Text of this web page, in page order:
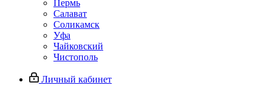
Пермь
Салават
Соликамск
Уфа
Чайковский
Чистополь
Личный кабинет